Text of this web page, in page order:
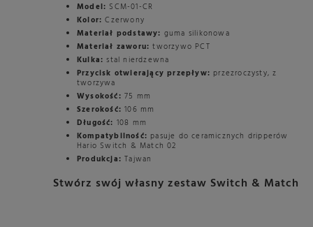
Model: SCM-01-CR
Kolor: Czerwony
Materiał podstawy: guma silikonowa
Materiał zaworu: tworzywo PCT
Kulka: stal nierdzewna
Przycisk otwierający przepływ: przezroczysty, z
tworzywa
Wysokość: 75 mm
Szerokość: 106 mm
Długość: 108 mm
Kompatybilność: pasuje do ceramicznych dripperów
Hario Switch & Match 02
Produkcja: Tajwan
Stwórz swój własny zestaw Switch & Match